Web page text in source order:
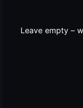
Leave empty –